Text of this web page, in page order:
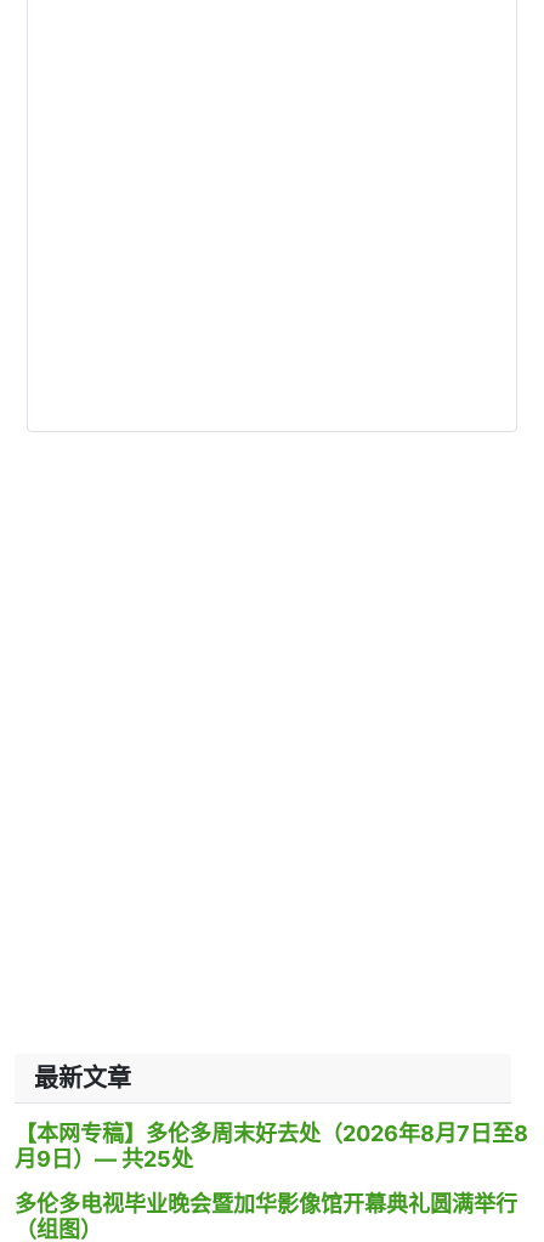
最新文章
【本网专稿】多伦多周末好去处（2026年8月7日至8
月9日）— 共25处
多伦多电视毕业晚会暨加华影像馆开幕典礼圆满举行
（组图）